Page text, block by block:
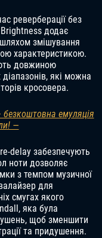
реверберації без
додає
змішування
характеристикою.
довжиною
які можна
кросовера.
емуляція
—
delay забезпечують
ноти дозволяє
з темпом музичної
для
смугах якого
яка була
щоб зменшити
та придушення.